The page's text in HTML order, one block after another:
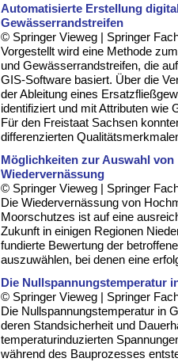
Automatisierte Erstellung
Gewässerrandstreifen
© Springer Vieweg | Springer
Vorgestellt wird eine Methode
und Gewässerrandstreifen, die
GIS-Software basiert. Über die
der Ableitung eines
identifiziert und mit Attributen wie
Für den Freistaat Sachsen
differenzierten
Möglichkeiten zur Auswahl
Wiedervernässung
© Springer Vieweg | Springer
Die Wiedervernässung von
Moorschutzes ist auf eine
Zukunft in einigen Regionen
fundierte Bewertung der
auszuwählen, bei denen eine
Die Nullspannungstemperatur
© Springer Vieweg | Springer
Die Nullspannungstemperatur in
deren Standsicherheit und
temperaturinduzierten
während des Bauprozesses